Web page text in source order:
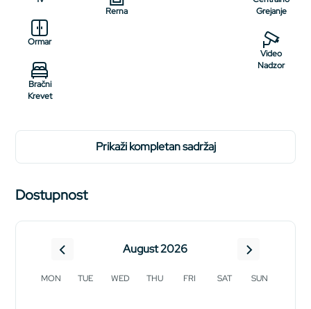
Ormar
Bračni
Krevet
Rerna
Grejanje
Video
Nadzor
prikaži kompletan sadržaj
Dostupnost
August 2026
MON TUE WED THU FRI SAT SUN